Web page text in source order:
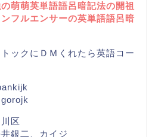
萌萌英単語語呂暗記法の開祖
フルエンサーの英単語語呂暗
ックにＤＭくれたら英語コー
区
銀二、カイジ